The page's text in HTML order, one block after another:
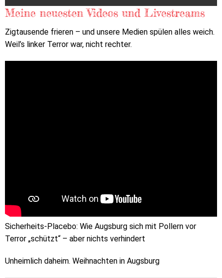
Meine neuesten Videos und Livestreams
Zigtausende frieren – und unsere Medien spülen alles weich.
Weil’s linker Terror war, nicht rechter.
Sicherheits-Placebo: Wie Augsburg sich mit Pollern vor
Terror „schützt“ – aber nichts verhindert
Unheimlich daheim. Weihnachten in Augsburg